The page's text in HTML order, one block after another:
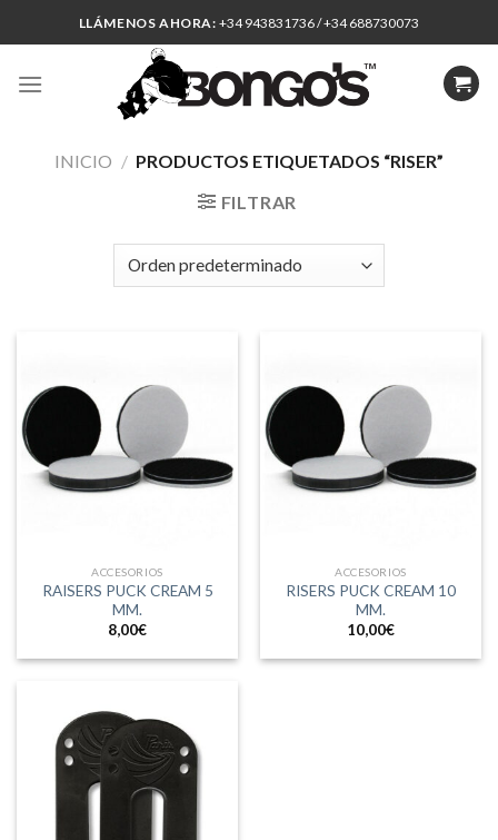
to
LLÁMENOS AHORA:+34 943831736 / +34 688730073
INICIO / PRODUCTOS ETIQUETADOS “RISER”
FILTRAR
ACCESORIOS
RAISERS PUCK CREAM 5
MM.
8,00€
ACCESORIOS
RISERS PUCK CREAM 10
MM.
10,00€